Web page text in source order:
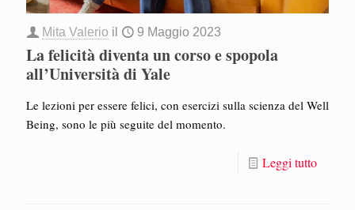
Mita Valerio il 9 Maggio 2023
La felicità diventa un corso e spopola
all’Università di Yale
Le lezioni per essere felici, con esercizi sulla scienza del Well
Being, sono le più seguite del momento.
Leggi tutto